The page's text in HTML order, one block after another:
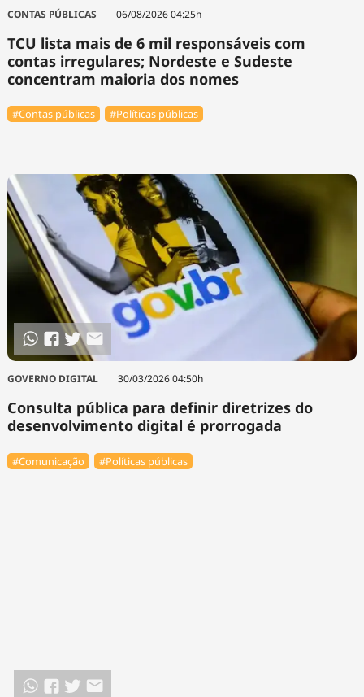
Cinema
Infraestrutura
CONTAS PÚBLICAS 06/08/2026 04:25h
TCU lista mais de 6 mil responsáveis com
contas irregulares; Nordeste e Sudeste
concentram maioria dos nomes
#Contas públicas #Políticas públicas
GOVERNO DIGITAL 30/03/2026 04:50h
Consulta pública para definir diretrizes do
desenvolvimento digital é prorrogada
#Comunicação #Políticas públicas